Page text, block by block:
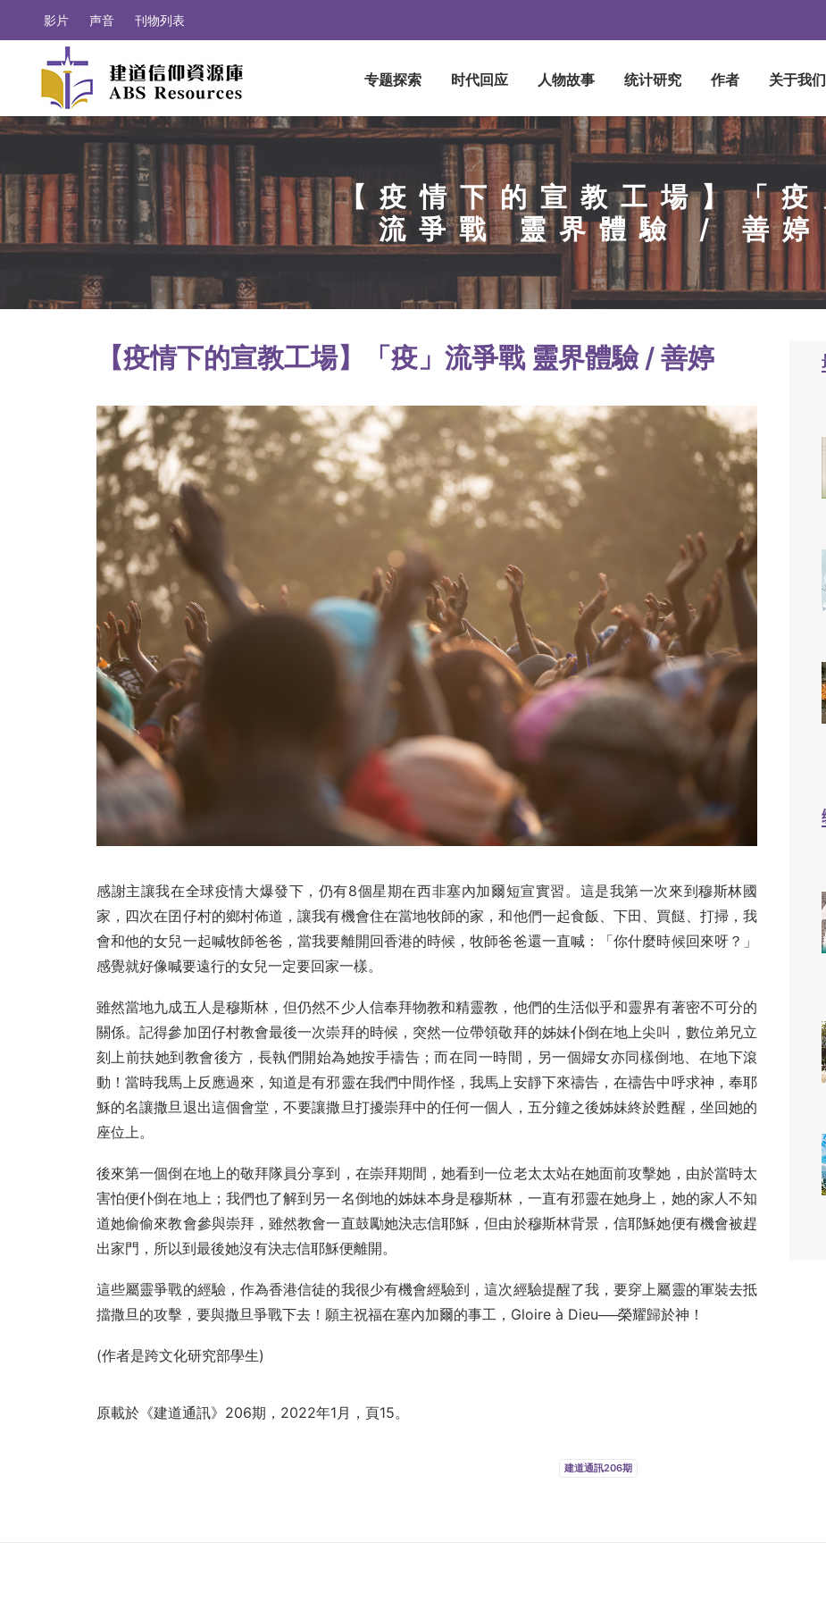
影片 声音 刊物列表
专题探索 时代回应 人物故事 统计研究 作者 关于我们
【疫情下的宣教工場】「疫
流爭戰 靈界體驗 / 善婷
【疫情下的宣教工場】「疫」流爭戰 靈界體驗 / 善婷
感謝主讓我在全球疫情大爆發下，仍有8個星期在西非塞內加爾短宣實習。這是我第一次來到穆斯林國
家，四次在囝仔村的鄉村佈道，讓我有機會住在當地牧師的家，和他們一起食飯、下田、買餸、打掃，我
會和他的女兒一起喊牧師爸爸，當我要離開回香港的時候，牧師爸爸還一直喊：「你什麼時候回來呀？」
感覺就好像喊要遠行的女兒一定要回家一樣。
雖然當地九成五人是穆斯林，但仍然不少人信奉拜物教和精靈教，他們的生活似乎和靈界有著密不可分的
關係。記得參加囝仔村教會最後一次崇拜的時候，突然一位帶領敬拜的姊妹仆倒在地上尖叫，數位弟兄立
刻上前扶她到教會後方，長執們開始為她按手禱告；而在同一時間，另一個婦女亦同樣倒地、在地下滾
動！當時我馬上反應過來，知道是有邪靈在我們中間作怪，我馬上安靜下來禱告，在禱告中呼求神，奉耶
穌的名讓撒旦退出這個會堂，不要讓撒旦打擾崇拜中的任何一個人，五分鐘之後姊妹終於甦醒，坐回她的
座位上。
後來第一個倒在地上的敬拜隊員分享到，在崇拜期間，她看到一位老太太站在她面前攻擊她，由於當時太
害怕便仆倒在地上；我們也了解到另一名倒地的姊妹本身是穆斯林，一直有邪靈在她身上，她的家人不知
道她偷偷來教會參與崇拜，雖然教會一直鼓勵她決志信耶穌，但由於穆斯林背景，信耶穌她便有機會被趕
出家門，所以到最後她沒有決志信耶穌便離開。
這些屬靈爭戰的經驗，作為香港信徒的我很少有機會經驗到，這次經驗提醒了我，要穿上屬靈的軍裝去抵
擋撒旦的攻擊，要與撒旦爭戰下去！願主祝福在塞內加爾的事工，Gloire à Dieu──榮耀歸於神！
(作者是跨文化研究部學生)
原載於《建道通訊》206期，2022年1月，頁15。
建道通訊206期